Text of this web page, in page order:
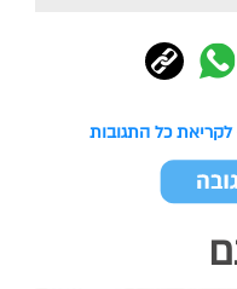
לקריאת כל התגובות